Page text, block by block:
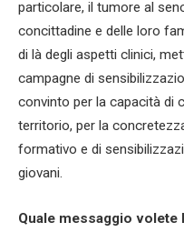
particolare, il tumore al
concittadine e delle loro
di là degli aspetti clinici,
campagne di
convinto per la capacità di
territorio, per la
formativo e di
giovani.
Quale messaggio volete